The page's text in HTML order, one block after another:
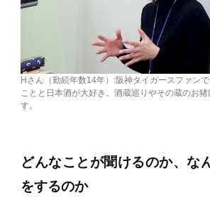
Hさん（勤続年数14年）:阪神タイガースファン
ことと日本酒が大好き。酒蔵巡りやその蔵のお
す。
どんなことが聞けるのか、な
をするのか